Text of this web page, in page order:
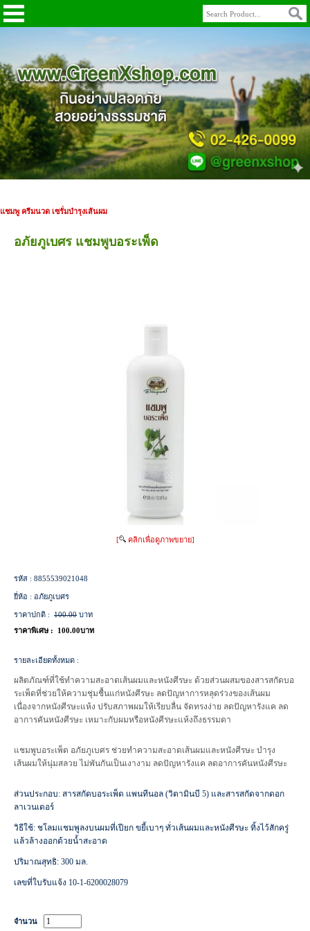
แชมพู ครีมนวด เซรั่มบำรุงเส้นผม
อภัยภูเบศร แชมพูบอระเพ็ด
[ คลิกเพื่อดูภาพขยาย]
รหัส : 8855539021048
ยี่ห้อ : อภัยภูเบศร
ราคาปกติ : 100.00 บาท
ราคาพิเศษ :
100.00บาท
รายละเอียดทั้งหมด :
ผลิตภัณฑ์ที่ใช้ทำความสะอาดเส้นผมและหนังศีรษะ ด้วยส่วนผสมของสารสกัดบอ
ระเพ็ดที่ช่วยให้ความชุ่มชื้นแก่หนังศีรษะ ลดปัญหาการหลุดร่วงของเส้นผม
เนื่องจากหนังศีรษะแห้ง ปรับสภาพผมให้เรียบลื่น จัดทรงง่าย ลดปัญหารังแค ลด
อาการคันหนังศีรษะ เหมาะกับผมหรือหนังศีรษะแห้งถึงธรรมดา
แชมพูบอระเพ็ด อภัยภูเบศร ช่วยทำความสะอาดเส้นผมและหนังศีรษะ บำรุง
เส้นผมให้นุ่มสลวย ไม่พันกันเป็นเงางาม ลดปัญหารังแค ลดอาการคันหนังศีรษะ
ส่วนประกอบ: สารสกัดบอระเพ็ด แพนทีนอล (วิตามินบี 5) และสารสกัดจากดอก
ลาเวนเดอร์
วิธีใช้: ชโลมแชมพูลงบนผมที่เปียก ขยี้เบาๆ ทั่วเส้นผมและหนังศีรษะ ทิ้งไว้สักครู่
แล้วล้างออกด้วยน้ำสะอาด
ปริมาณสุทธิ: 300 มล.
เลขที่ใบรับแจ้ง 10-1-6200028079
จำนวน